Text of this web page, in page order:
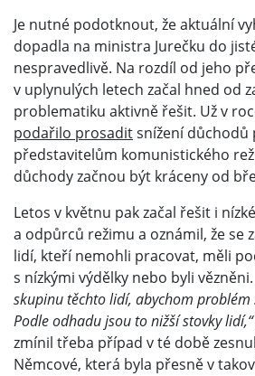
Je nutné podotknout, že aktuální
dopadla na ministra Jurečku do
nespravedlivě. Na rozdíl od jeho
v uplynulých letech začal hned od
problematiku aktivně řešit. Už v
podařilo prosaditsnížení důchodů
představitelům komunistického
důchody začnou být kráceny od
Letos v květnu pak začal řešit i
a odpůrců režimu a oznámil, že se
lidí, kteří nemohli pracovat, měli
s nízkými výdělky nebo byli vězněni.
skupinu těchto lidí, abychom problém
Podle odhadu jsou to nižší stovky lidí,“
zmínil třeba případ v té době
Němcové, která byla přesně v